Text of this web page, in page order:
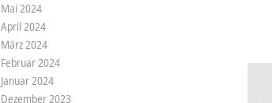
Mai 2024
April 2024
März 2024
Februar 2024
Januar 2024
Dezember 2023